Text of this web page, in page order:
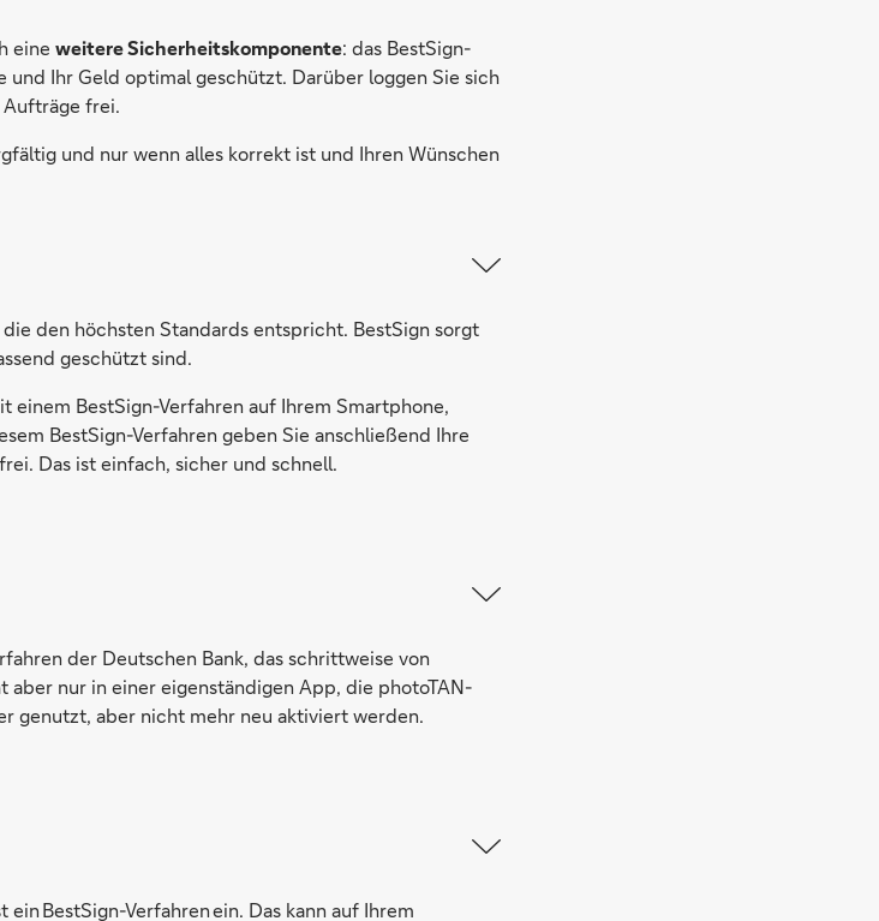
eine weitere Sicherheitskomponente: das BestSign-
und Ihr Geld optimal geschützt. Darüber loggen Sie sich
Aufträge frei.
und nur wenn alles korrekt ist und Ihren Wünschen
den höchsten Standards entspricht. BestSign sorgt
geschützt sind.
einem BestSign-Verfahren auf Ihrem Smartphone,
BestSign-Verfahren geben Sie anschließend Ihre
Das ist einfach, sicher und schnell.
der Deutschen Bank, das schrittweise von
aber nur in einer eigenständigen App, die photoTAN-
genutzt, aber nicht mehr neu aktiviert werden.
BestSign-Verfahren ein. Das kann auf Ihrem